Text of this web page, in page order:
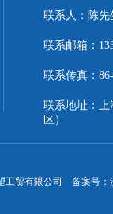
联系人：陈先
联系邮箱：
联系传真：
联系地址：上
区）
工贸有限公司 备案号：